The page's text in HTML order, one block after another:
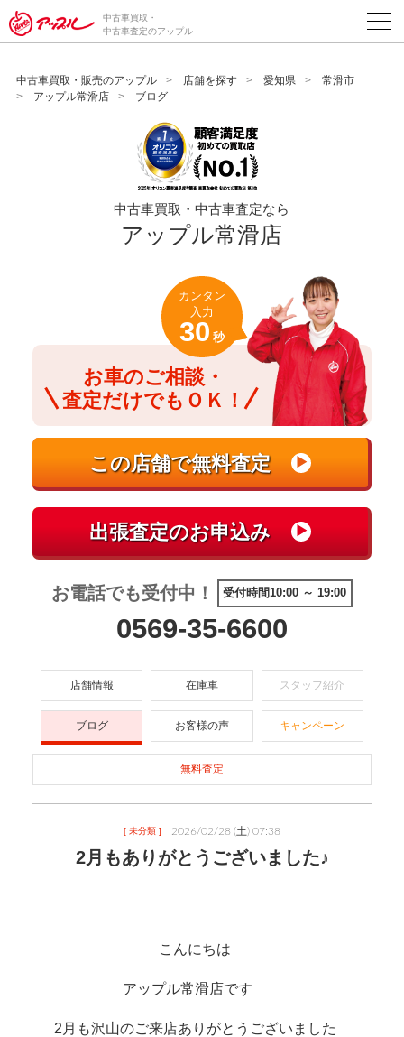
/*ABテスト_新規査定フォームの為のCVボタン*/
中古車買取・
中古車査定のアップル
中古車買取・販売のアップル 店舗を探す 愛知県
常滑市
アップル常滑店
ブログ
中古車買取・中古車査定なら
アップル常滑店
お車のご相談・
査定だけでもＯＫ！
カンタン
入力
30 秒
お電話でも受付中！ 受付時間10:00 ～ 19:00
0569-35-6600
店舗情報 在庫車 スタッフ紹介
ブログ お客様の声 キャンペーン
無料査定
[ 未分類 ] 2026/02/28 (土) 07:38
2月もありがとうございました♪
こんにちは
アップル常滑店です
2月も沢山のご来店ありがとうございました